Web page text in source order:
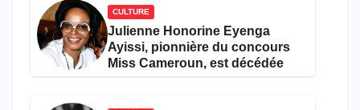
CULTURE
Julienne Honorine Eyenga
Ayissi, pionnière du concours
Miss Cameroun, est décédée